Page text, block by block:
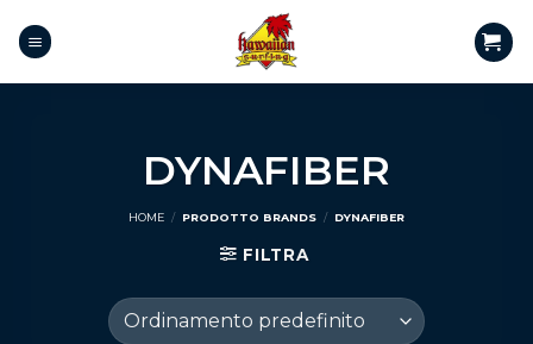
DYNAFIBER
HOME / PRODOTTO BRANDS / DYNAFIBER
FILTRA